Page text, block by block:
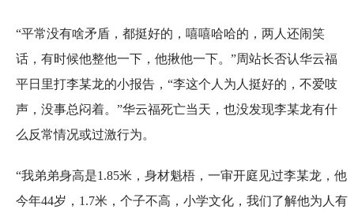
“平常没有啥矛盾，都挺好的，嘻嘻哈哈的，两人还闹笑
话，有时候他整他一下，他揪他一下。”周站长否认华云福
平日里打李某龙的小报告，“李这个人为人挺好的，不爱吱
声，没事总闷着。”华云福死亡当天，也没发现李某龙有什
么反常情况或过激行为。
“我弟弟身高是1.85米，身材魁梧，一审开庭见过李某龙，他
今年44岁，1.7米，个子不高，小学文化，我们了解他为人有